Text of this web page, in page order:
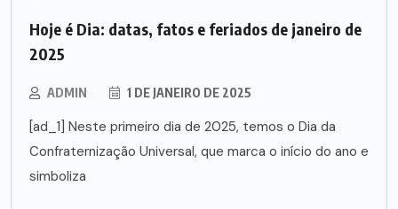
Hoje é Dia: datas, fatos e feriados de janeiro de
2025
ADMIN 1 DE JANEIRO DE 2025
[ad_1] Neste primeiro dia de 2025, temos o Dia da
Confraternização Universal, que marca o início do ano e
simboliza